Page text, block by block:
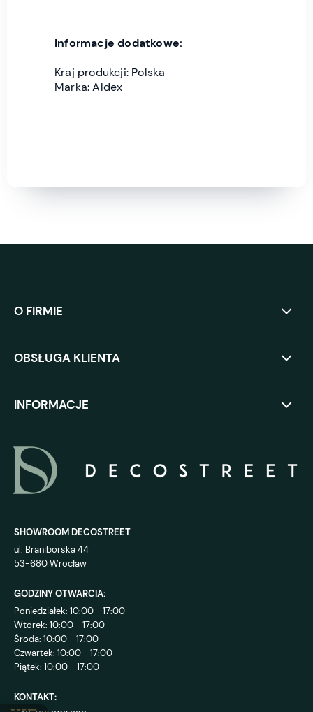
Informacje dodatkowe:
Kraj produkcji: Polska
Marka: Aldex
O FIRMIE
OBSŁUGA KLIENTA
INFORMACJE
SHOWROOM DECOSTREET
ul. Braniborska 44
53-680 Wrocław
GODZINY OTWARCIA:
Poniedziałek: 10:00 - 17:00
Wtorek: 10:00 - 17:00
Środa: 10:00 - 17:00
Czwartek: 10:00 - 17:00
Piątek: 10:00 - 17:00
KONTAKT: